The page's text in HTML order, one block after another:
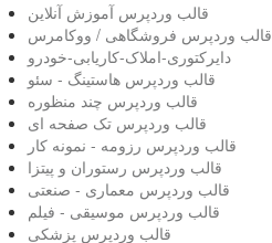
قالب وردپرس آموزش آنلاین
قالب وردپرس فروشگاهی / ووکامرس
دایرکتوری-املاک-کاریابی-خودرو
قالب وردپرس هاستینگ - سئو
قالب وردپرس چند منظوره
قالب وردپرس تک صفحه ای
قالب وردپرس رزومه - نمونه کار
قالب وردپرس رستوران و پیتزا
قالب وردپرس معماری - صنعتی
قالب وردپرس موسیقی - فیلم
قالب وردپرس پزشکی